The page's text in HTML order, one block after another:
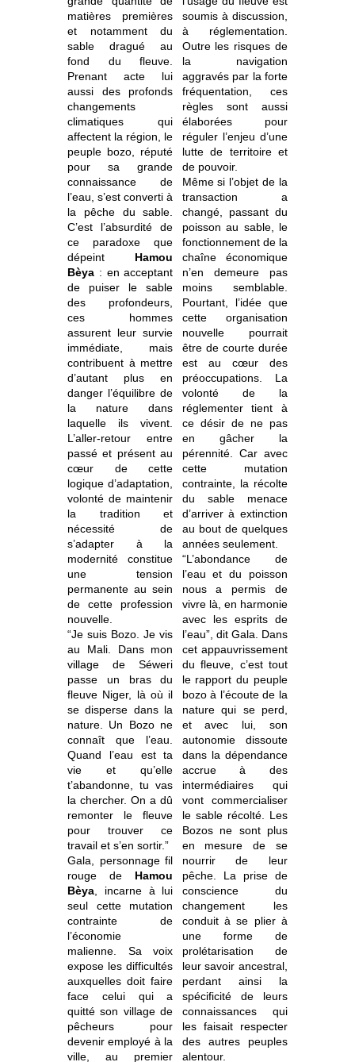
matières premières
et notamment du
sable dragué au
fond du fleuve.
Prenant acte lui
aussi des profonds
changements
climatiques qui
affectent la région, le
peuple bozo, réputé
pour sa grande
connaissance de
l’eau, s’est converti à
la pêche du sable.
C’est l’absurdité de
ce paradoxe que
dépeint Hamou
Bèya : en acceptant
de puiser le sable
des profondeurs,
ces hommes
assurent leur survie
immédiate, mais
contribuent à mettre
d’autant plus en
danger l’équilibre de
la nature dans
laquelle ils vivent.
L’aller-retour entre
passé et présent au
cœur de cette
logique d’adaptation,
volonté de maintenir
la tradition et
nécessité de
s’adapter à la
modernité constitue
une tension
permanente au sein
de cette profession
nouvelle.
“Je suis Bozo. Je vis
au Mali. Dans mon
village de Séweri
passe un bras du
fleuve Niger, là où il
se disperse dans la
nature. Un Bozo ne
connaît que l’eau.
Quand l’eau est ta
vie et qu’elle
t’abandonne, tu vas
la chercher. On a dû
remonter le fleuve
pour trouver ce
travail et s’en sortir.”
Gala, personnage fil
rouge de Hamou
Bèya , incarne à lui
seul cette mutation
contrainte de
l’économie
malienne. Sa voix
expose les difficultés
auxquelles doit faire
face celui qui a
quitté son village de
pêcheurs pour
devenir employé à la
ville, au premier
soumis à discussion,
à réglementation.
Outre les risques de
la navigation
aggravés par la forte
fréquentation, ces
règles sont aussi
élaborées pour
réguler l’enjeu d’une
lutte de territoire et
de pouvoir.
Même si l’objet de la
transaction a
changé, passant du
poisson au sable, le
fonctionnement de la
chaîne économique
n’en demeure pas
moins semblable.
Pourtant, l’idée que
cette organisation
nouvelle pourrait
être de courte durée
est au cœur des
préoccupations. La
volonté de la
réglementer tient à
ce désir de ne pas
en gâcher la
pérennité. Car avec
cette mutation
contrainte, la récolte
du sable menace
d’arriver à extinction
au bout de quelques
années seulement.
“L’abondance de
l’eau et du poisson
nous a permis de
vivre là, en harmonie
avec les esprits de
l’eau”, dit Gala. Dans
cet appauvrissement
du fleuve, c’est tout
le rapport du peuple
bozo à l’écoute de la
nature qui se perd,
et avec lui, son
autonomie dissoute
dans la dépendance
accrue à des
intermédiaires qui
vont commercialiser
le sable récolté. Les
Bozos ne sont plus
en mesure de se
nourrir de leur
pêche. La prise de
conscience du
changement les
conduit à se plier à
une forme de
prolétarisation de
leur savoir ancestral,
perdant ainsi la
spécificité de leurs
connaissances qui
les faisait respecter
des autres peuples
alentour.